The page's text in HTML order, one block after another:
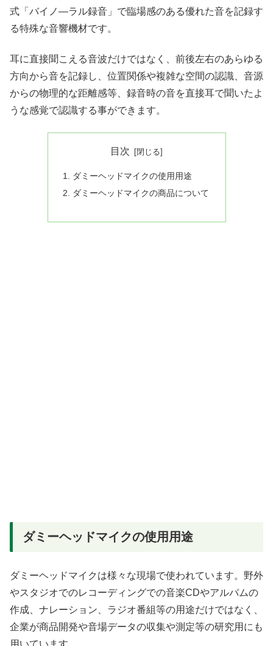
式「バイノ―ラル録音」で臨場感のある優れた音を記録す
る特殊な音響機材です。
耳に直接聞こえる音波だけではなく、前後左右のあらゆる
方向から音を記録し、位置関係や複雑な空間の認識、音源
からの物理的な距離感等、録音時の音を直接耳で聞いたよ
うな感覚で認識する事ができます。
目次
ダミーヘッドマイクの使用用途
ダミーヘッドマイクの商品について
ダミーヘッドマイクの使用用途
ダミーヘッドマイクは様々な現場で使われています。野外
やスタジオでのレコーディングでの音楽CDやアルバムの
作成、ナレーション、ラジオ番組等の用途だけではなく、
企業が商品開発や音場データの収集や測定等の研究用にも